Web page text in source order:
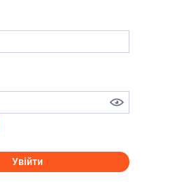
Увійти